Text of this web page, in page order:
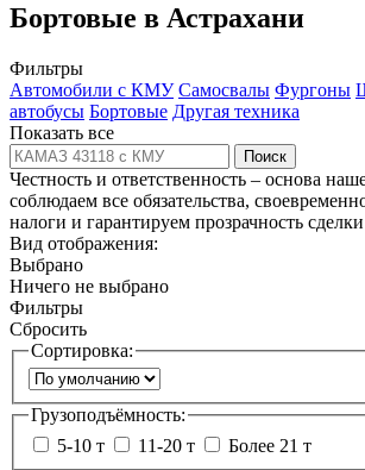
Бортовые в Астрахани
Фильтры
Автомобили с КМУ Самосвалы Фургоны
автобусы Бортовые Другая техника
Показать все
Поиск
Честность и ответственность – основа
соблюдаем все обязательства,
налоги и гарантируем прозрачность сделки
Вид отображения:
Выбрано
Ничего не выбрано
Фильтры
Сбросить
Сортировка:
Грузоподъёмность:
5-10 т
11-20 т
Более 21 т